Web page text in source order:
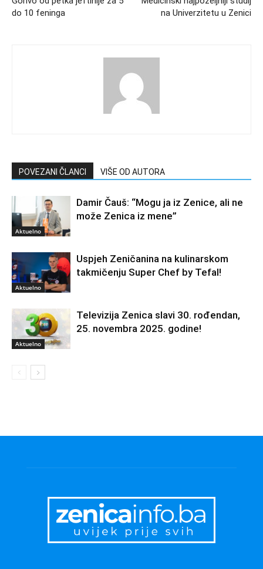
do 10 feninga
na Univerzitetu u Zenici
POVEZANI ČLANCI VIŠE OD AUTORA
Aktuelno
Damir Čauš: “Mogu ja iz Zenice, ali ne
može Zenica iz mene”
Aktuelno
Uspjeh Zeničanina na kulinarskom
takmičenju Super Chef by Tefal!
Aktuelno
Televizija Zenica slavi 30. rođendan,
25. novembra 2025. godine!